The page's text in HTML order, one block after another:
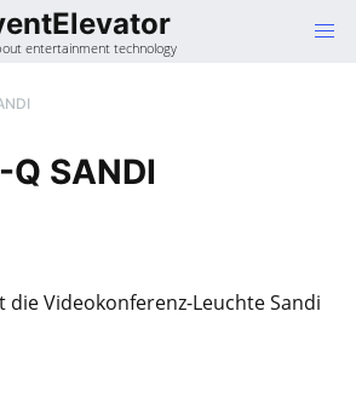
entertainment technology
SANDI